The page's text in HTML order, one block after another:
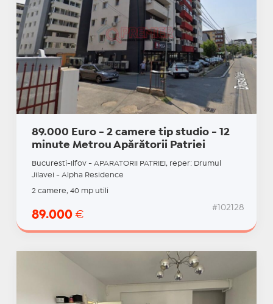
89.000 Euro - 2 camere tip studio - 12
minute Metrou Apărătorii Patriei
Bucuresti-Ilfov - APARATORII PATRIEI, reper: Drumul
Jilavei - Alpha Residence
2 camere, 40 mp utili
89.000 €
#102128